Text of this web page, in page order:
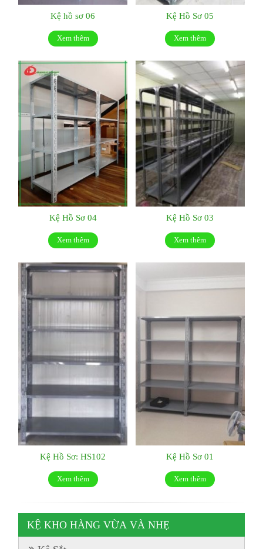
Kệ hồ sơ 06
Xem thêm
Kệ Hồ Sơ 05
Xem thêm
Kệ Hồ Sơ 04
Xem thêm
Kệ Hồ Sơ 03
Xem thêm
Kệ Hồ Sơ: HS102
Xem thêm
Kệ Hồ Sơ 01
Xem thêm
KỆ KHO HÀNG VỪA VÀ NHẸ